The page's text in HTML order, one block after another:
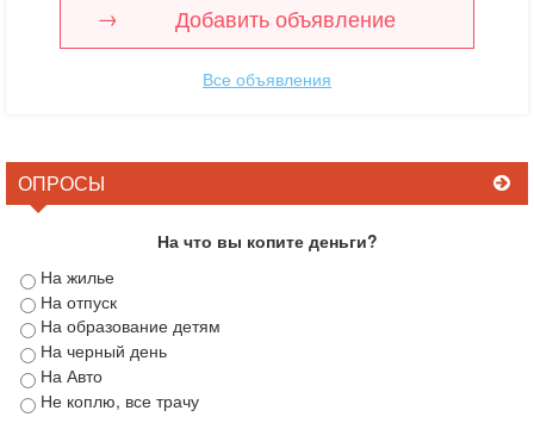
Добавить объявление
Все объявления
ОПРОСЫ
На что вы копите деньги?
На жилье
На отпуск
На образование детям
На черный день
На Авто
Не коплю, все трачу